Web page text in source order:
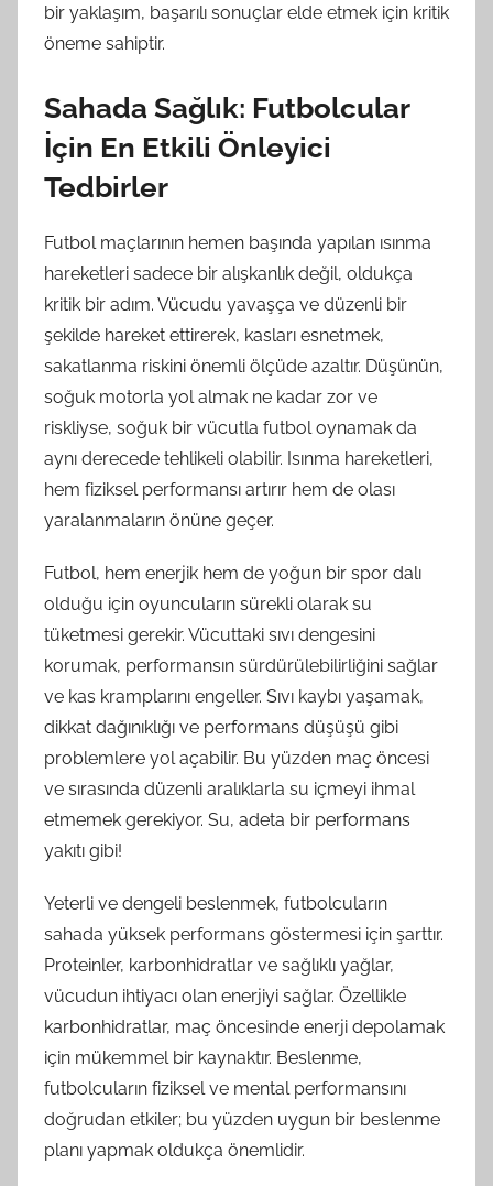
bir yaklaşım, başarılı sonuçlar elde etmek için kritik
öneme sahiptir.
Sahada Sağlık: Futbolcular
İçin En Etkili Önleyici
Tedbirler
Futbol maçlarının hemen başında yapılan ısınma
hareketleri sadece bir alışkanlık değil, oldukça
kritik bir adım. Vücudu yavaşça ve düzenli bir
şekilde hareket ettirerek, kasları esnetmek,
sakatlanma riskini önemli ölçüde azaltır. Düşünün,
soğuk motorla yol almak ne kadar zor ve
riskliyse, soğuk bir vücutla futbol oynamak da
aynı derecede tehlikeli olabilir. Isınma hareketleri,
hem fiziksel performansı artırır hem de olası
yaralanmaların önüne geçer.
Futbol, hem enerjik hem de yoğun bir spor dalı
olduğu için oyuncuların sürekli olarak su
tüketmesi gerekir. Vücuttaki sıvı dengesini
korumak, performansın sürdürülebilirliğini sağlar
ve kas kramplarını engeller. Sıvı kaybı yaşamak,
dikkat dağınıklığı ve performans düşüşü gibi
problemlere yol açabilir. Bu yüzden maç öncesi
ve sırasında düzenli aralıklarla su içmeyi ihmal
etmemek gerekiyor. Su, adeta bir performans
yakıtı gibi!
Yeterli ve dengeli beslenmek, futbolcuların
sahada yüksek performans göstermesi için şarttır.
Proteinler, karbonhidratlar ve sağlıklı yağlar,
vücudun ihtiyacı olan enerjiyi sağlar. Özellikle
karbonhidratlar, maç öncesinde enerji depolamak
için mükemmel bir kaynaktır. Beslenme,
futbolcuların fiziksel ve mental performansını
doğrudan etkiler; bu yüzden uygun bir beslenme
planı yapmak oldukça önemlidir.